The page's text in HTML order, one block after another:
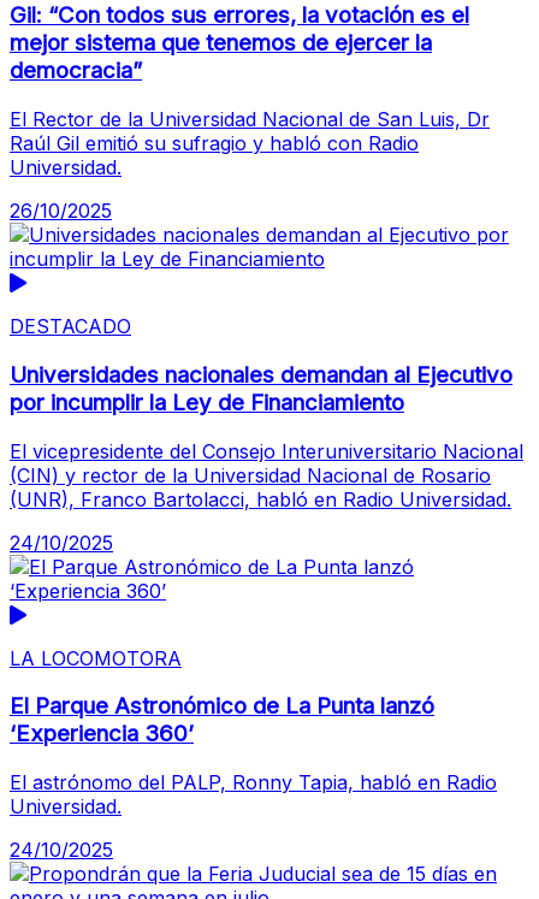
Gil: “Con todos sus errores, la votación es el
mejor sistema que tenemos de ejercer la
democracia”
El Rector de la Universidad Nacional de San Luis, Dr
Raúl Gil emitió su sufragio y habló con Radio
Universidad.
26/10/2025
DESTACADO
Universidades nacionales demandan al Ejecutivo
por incumplir la Ley de Financiamiento
El vicepresidente del Consejo Interuniversitario Nacional
(CIN) y rector de la Universidad Nacional de Rosario
(UNR), Franco Bartolacci, habló en Radio Universidad.
24/10/2025
LA LOCOMOTORA
El Parque Astronómico de La Punta lanzó
‘Experiencia 360’
El astrónomo del PALP, Ronny Tapia, habló en Radio
Universidad.
24/10/2025